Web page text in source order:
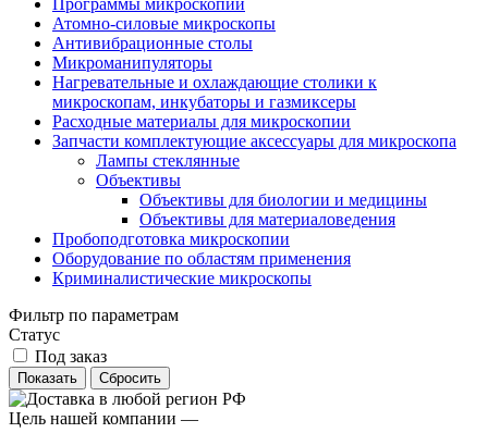
Атомно-силовые микроскопы
Антивибрационные столы
Микроманипуляторы
Нагревательные и охлаждающие столики к
микроскопам, инкубаторы и газмиксеры
Расходные материалы для микроскопии
Запчасти комплектующие аксессуары для микроскопа
Лампы стеклянные
Объективы
Объективы для биологии и медицины
Объективы для материаловедения
Пробоподготовка микроскопии
Оборудование по областям применения
Криминалистические микроскопы
Фильтр по параметрам
Статус
Под заказ
Сбросить
Цель нашей компании —